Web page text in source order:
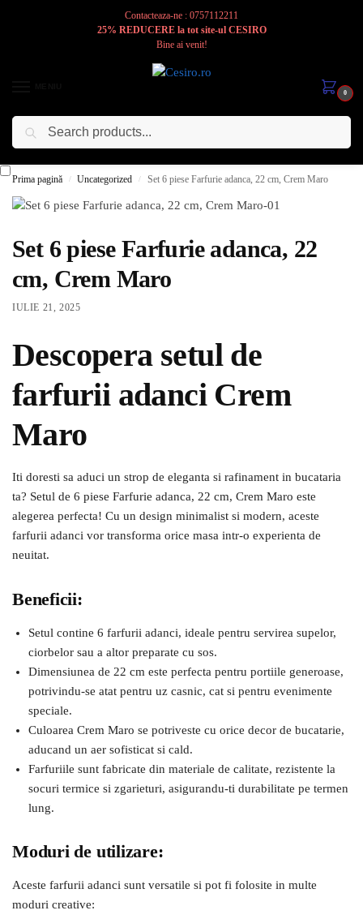
Contacteaza-ne : 0757112211
25% REDUCERE la tot site-ul CESIRO
Bine ai venit!
0
Cesiro
Prima pagină / Uncategorized / Set 6 piese Farfurie adanca, 22 cm, Crem Maro
Set 6 piese Farfurie adanca, 22
cm, Crem Maro
IULIE 21, 2025
Descopera setul de
farfurii adanci Crem
Maro
Iti doresti sa aduci un strop de eleganta si rafinament in bucataria
ta? Setul de 6 piese Farfurie adanca, 22 cm, Crem Maro este
alegerea perfecta! Cu un design minimalist si modern, aceste
farfurii adanci vor transforma orice masa intr-o experienta de
neuitat.
Beneficii:
Setul contine 6 farfurii adanci, ideale pentru servirea supelor,
ciorbelor sau a altor preparate cu sos.
Dimensiunea de 22 cm este perfecta pentru portiile generoase,
potrivindu-se atat pentru uz casnic, cat si pentru evenimente
speciale.
Culoarea Crem Maro se potriveste cu orice decor de bucatarie,
aducand un aer sofisticat si cald.
Farfuriile sunt fabricate din materiale de calitate, rezistente la
socuri termice si zgarieturi, asigurandu-ti durabilitate pe termen
lung.
Moduri de utilizare:
Aceste farfurii adanci sunt versatile si pot fi folosite in multe
moduri creative: